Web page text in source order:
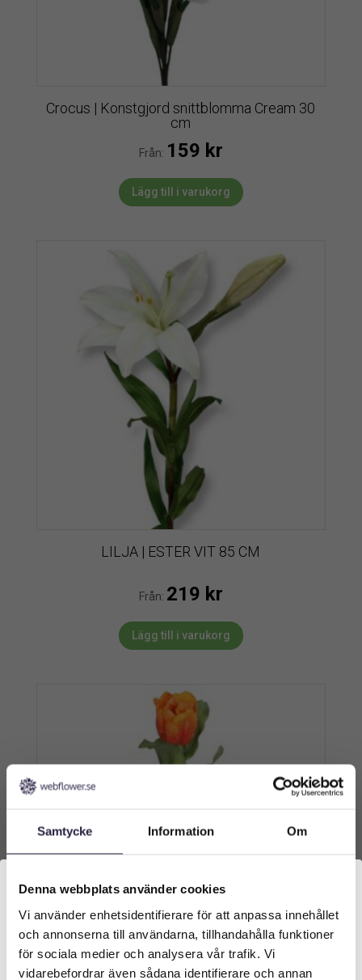
Samtycke Information Om
Denna webbplats använder cookies
Vi använder enhetsidentifierare för att anpassa innehållet
och annonserna till användarna, tillhandahålla funktioner
för sociala medier och analysera vår trafik. Vi
vidarebefordrar även sådana identifierare och annan
Crocus | Konstgjord snittblomma Cream 30
cm
Från: 159 kr
Lägg till i varukorg
LILJA | ESTER VIT 85 CM
Från: 219 kr
Lägg till i varukorg
Välkommen till Webflower
Vilken typ av kund är du? Du kan alltid justera ditt val
längst upp på sidan.